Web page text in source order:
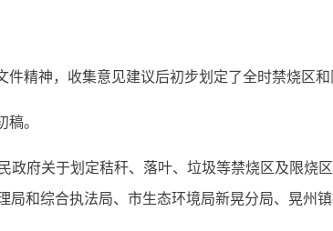
精神，收集意见建议后初步划定了全时禁烧区和
。
政府关于划定秸秆、落叶、垃圾等禁烧区及限烧
和综合执法局、市生态环境局新晃分局、晃州